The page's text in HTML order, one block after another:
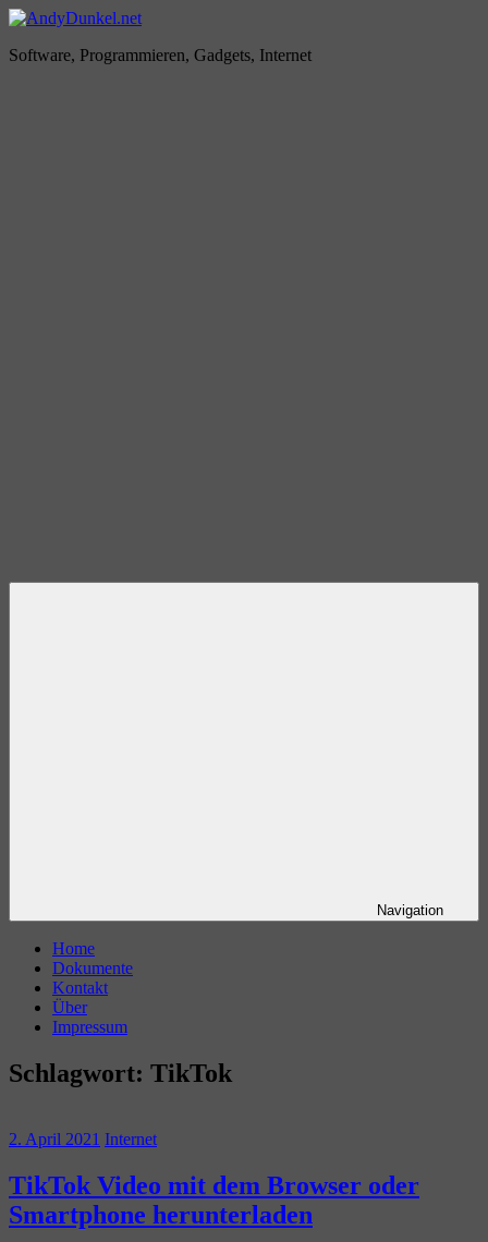
Zum
springen
AndyDunkel.net
Software, Programmieren, Gadgets, Internet
Navigation
Home
Dokumente
Kontakt
Über
Impressum
Schlagwort: TikTok
2. April 2021 Internet
TikTok Video mit dem Browser oder
Smartphone herunterladen